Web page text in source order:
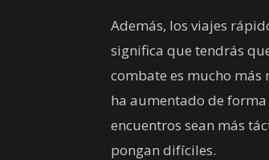
Además, los viajes
significa que tendrás
combate es mucho
ha aumentado de
encuentros sean más
pongan difíciles.